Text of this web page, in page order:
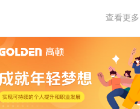
查看更多